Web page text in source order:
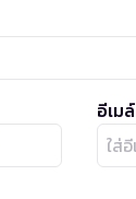
อีเมล์